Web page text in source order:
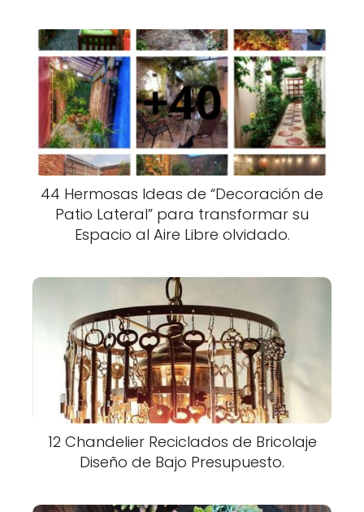
44 Hermosas Ideas de “Decoración de
Patio Lateral” para transformar su
Espacio al Aire Libre olvidado.
12 Chandelier Reciclados de Bricolaje
Diseño de Bajo Presupuesto.